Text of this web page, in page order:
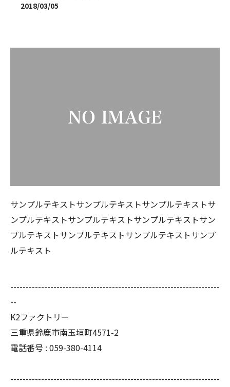
2018/03/05
サンプルテキストサンプルテキストサンプルテキストサ
ンプルテキストサンプルテキストサンプルテキストサン
プルテキストサンプルテキストサンプルテキストサンプ
ルテキスト
--------------------------------------------------------------------
--
K2ファクトリー
三重県鈴鹿市南玉垣町4571-2
電話番号 : 059-380-4114
--------------------------------------------------------------------